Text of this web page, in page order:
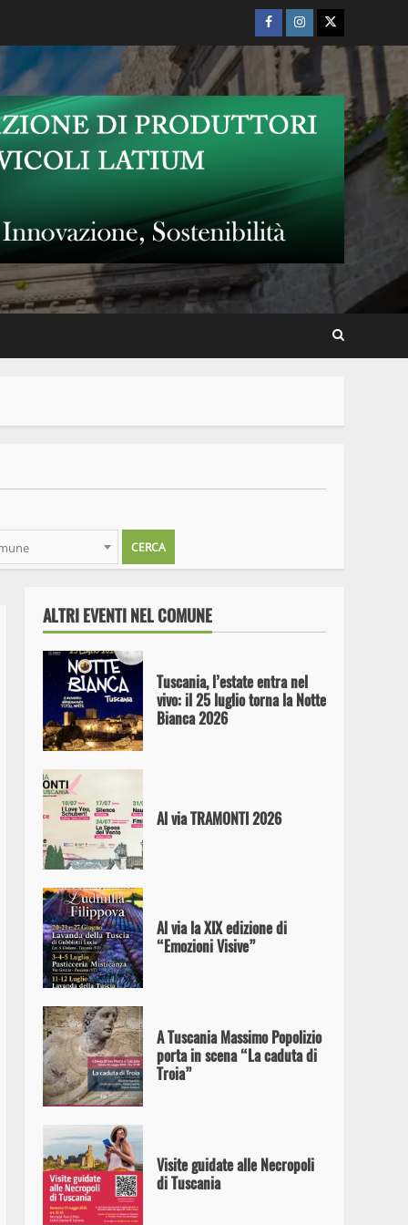
Facebook
Instagram
Twitter
ALTRI EVENTI NEL COMUNE
“Cantu di Terra, Vuci di
Donna” con Simona Sciacca
Trio a CasaNave Alle Mura,
Tuscania
Teatro Pocci: “Un sogno per
Calderón”
CasaNave Alle Mura
Visita guidata alle necropoli
Tuscania, l’estate entra nel
vivo: il 25 luglio torna la Notte
Bianca 2026
Al via TRAMONTI 2026
Al via la XIX edizione di
“Emozioni Visive”
A Tuscania Massimo Popolizio
porta in scena “La caduta di
Troia”
Visite guidate alle Necropoli
di Tuscania